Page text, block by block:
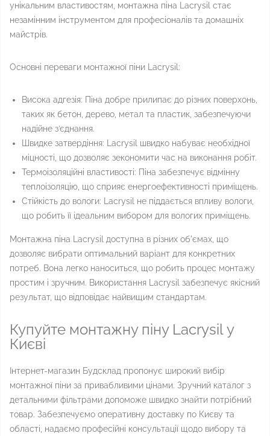
унікальним властивостям, монтажна піна Lacrysil стає
незамінним інструментом для професіоналів та домашніх
майстрів.
Основні переваги монтажної піни Lacrysil:
Висока адгезія: Піна добре прилипає до різних поверхонь,
таких як бетон, дерево, метал та пластик, забезпечуючи
надійне з’єднання.
Швидке затвердіння: Lacrysil швидко набуває необхідної
міцності, що дозволяє зекономити час на виконання робіт.
Термоізоляційні властивості: Піна забезпечує відмінну
теплоізоляцію, що сприяє енергоефективності приміщень.
Стійкість до вологи: Lacrysil не піддається впливу вологи,
що робить її ідеальним вибором для вологих приміщень.
Монтажна піна Lacrysil доступна в різних об'ємах, що
дозволяє вибрати оптимальний варіант для конкретних
потреб. Вона легко наноситься, що робить процес монтажу
простим і зручним. Використання Lacrysil забезпечує якісний
результат, що відповідає найвищим стандартам.
Купуйте монтажну піну Lacrysil у
Києві
Інтернет-магазин Будсклад пропонує широкий вибір
монтажної піни за привабливими цінами. Зручний каталог з
детальними фільтрами допоможе швидко знайти потрібний
товар. Забезпечуємо оперативну доставку по Києву та
області, надаємо професійні консультації щодо вибору та